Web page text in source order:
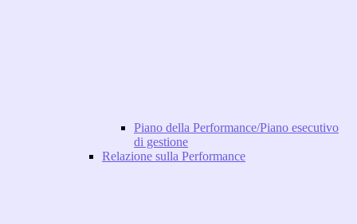
Piano della Performance/Piano esecutivo
di gestione
Relazione sulla Performance